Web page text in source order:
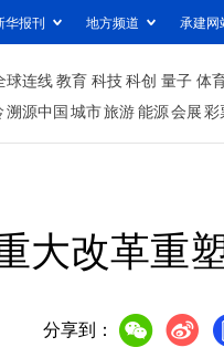
华报刊 地方频道 承建网
球连线教育 科技科创 量子 体
溯源中国城市旅游能源会展彩
大改革重
分享到：